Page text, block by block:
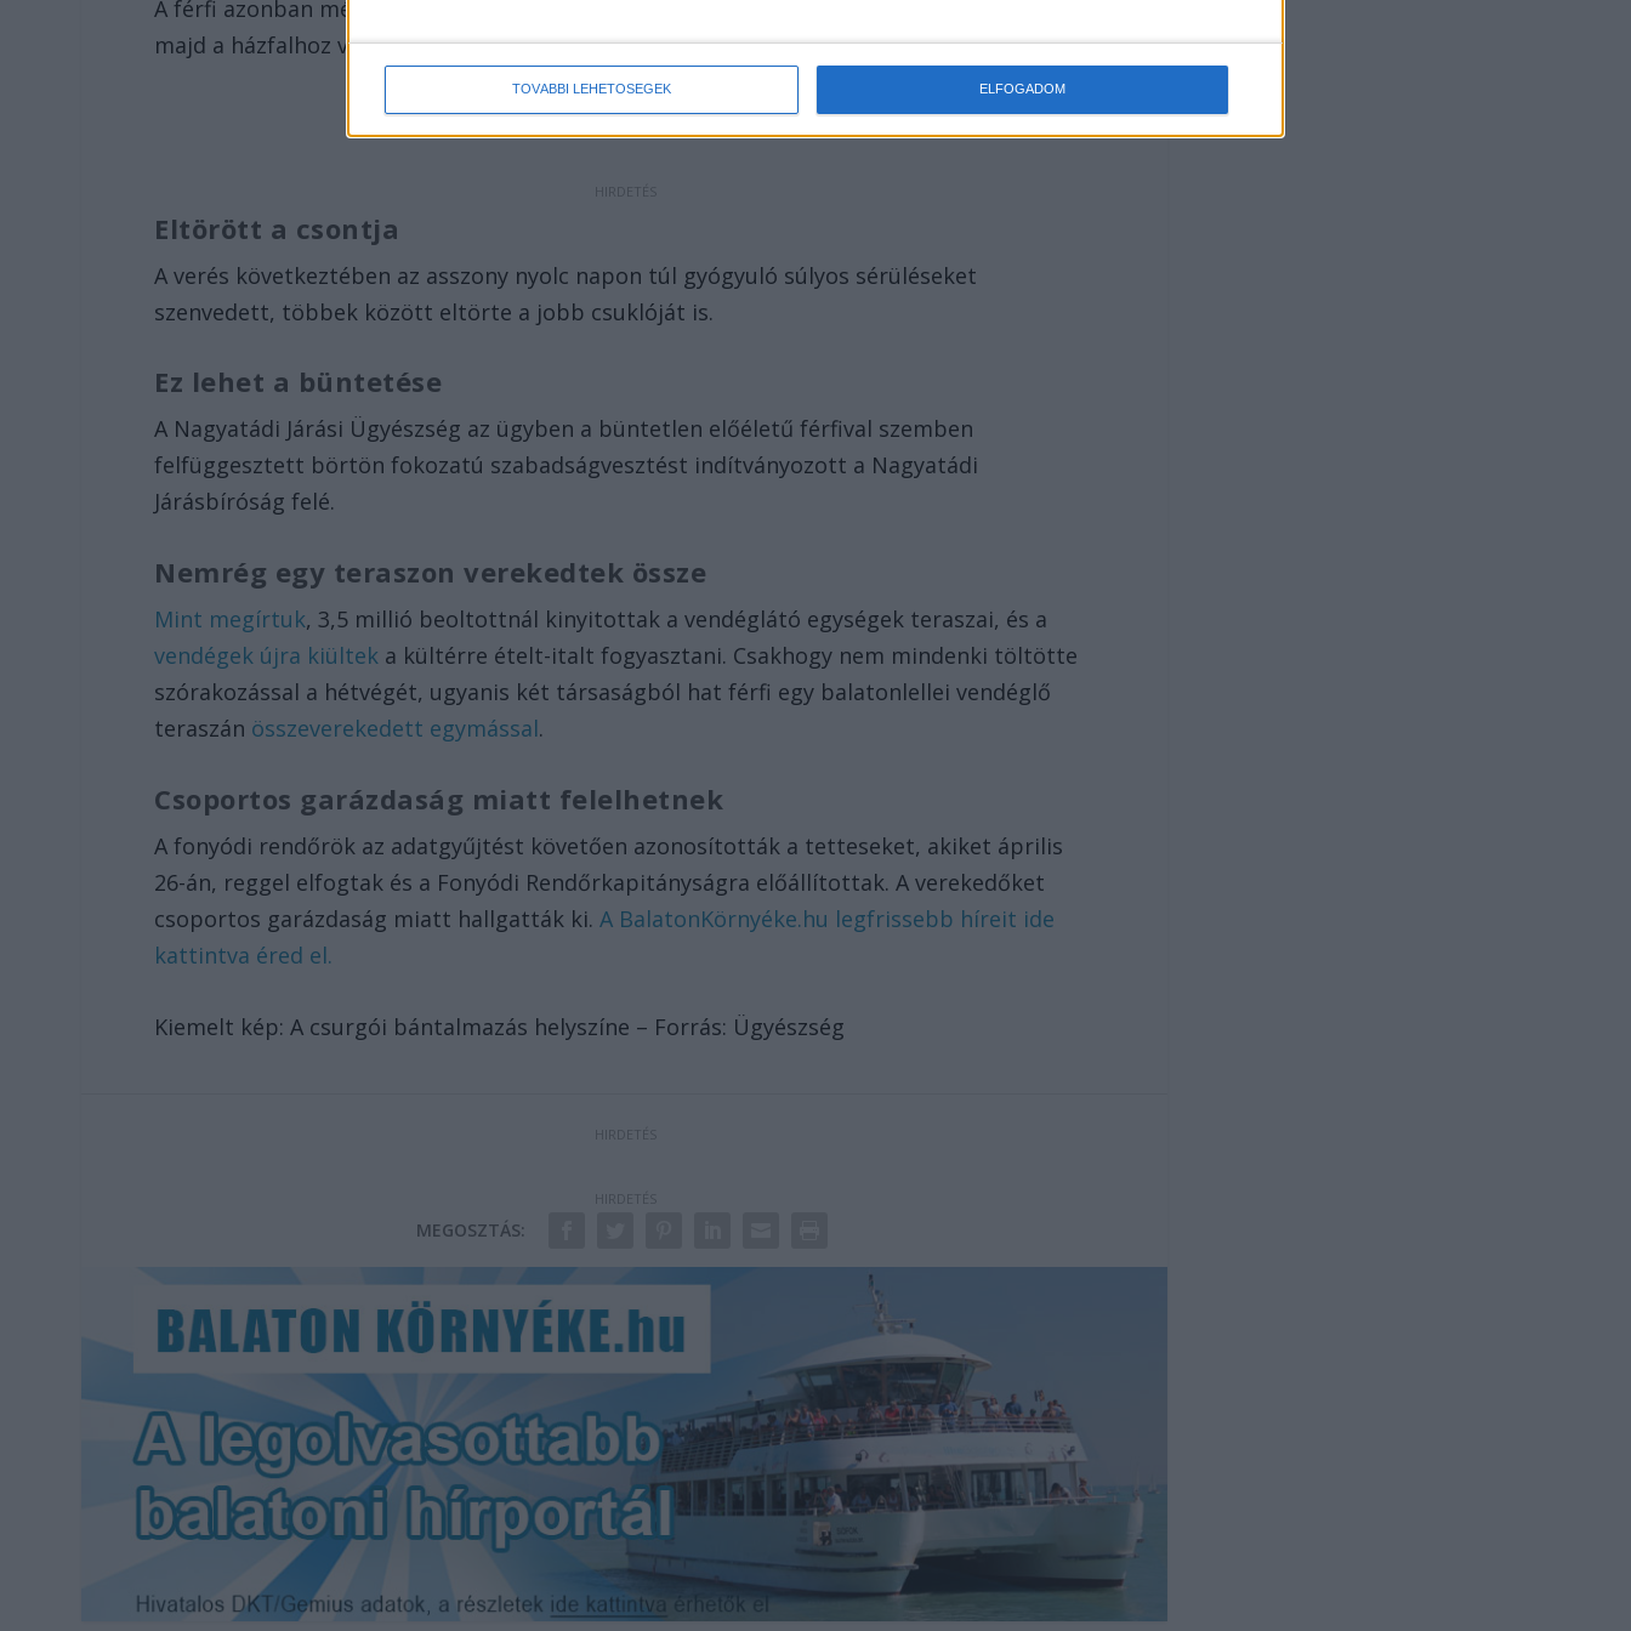
TOVÁBBI LEHETŐSÉGEK ELFOGADOM
A férfi azonban még ekkor sem hagyott fel a bántalmazással. Édesanyja fejét megfogta,
majd a házfalhoz verte, és ököllel is arcon ütötte, végül távozott otthonról.
Eltörött a csontja
A verés következtében az asszony nyolc napon túl gyógyuló súlyos sérüléseket
szenvedett, többek között eltörte a jobb csuklóját is.
Ez lehet a büntetése
A Nagyatádi Járási Ügyészség az ügyben a büntetlen előéletű férfival szemben
felfüggesztett börtön fokozatú szabadságvesztést indítványozott a Nagyatádi
Járásbíróság felé.
Nemrég egy teraszon verekedtek össze
Mint megírtuk, 3,5 millió beoltottnál kinyitottak a vendéglátó egységek teraszai, és a
vendégek újra kiültek a kültérre ételt-italt fogyasztani. Csakhogy nem mindenki töltötte
szórakozással a hétvégét, ugyanis két társaságból hat férfi egy balatonlellei vendéglő
teraszán összeverekedett egymással.
Csoportos garázdaság miatt felelhetnek
A fonyódi rendőrök az adatgyűjtést követően azonosították a tetteseket, akiket április
26-án, reggel elfogtak és a Fonyódi Rendőrkapitányságra előállítottak. A verekedőket
csoportos garázdaság miatt hallgatták ki.A BalatonKörnyéke.hu legfrissebb híreit ide
kattintva éred el.
Kiemelt kép: A csurgói bántalmazás helyszíne – Forrás: Ügyészség
MEGOSZTÁS: